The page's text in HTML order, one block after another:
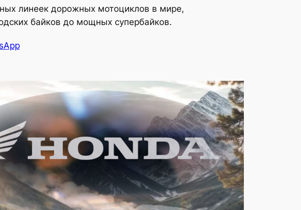
линеек дорожных мотоциклов в мире,
байков до мощных супербайков.